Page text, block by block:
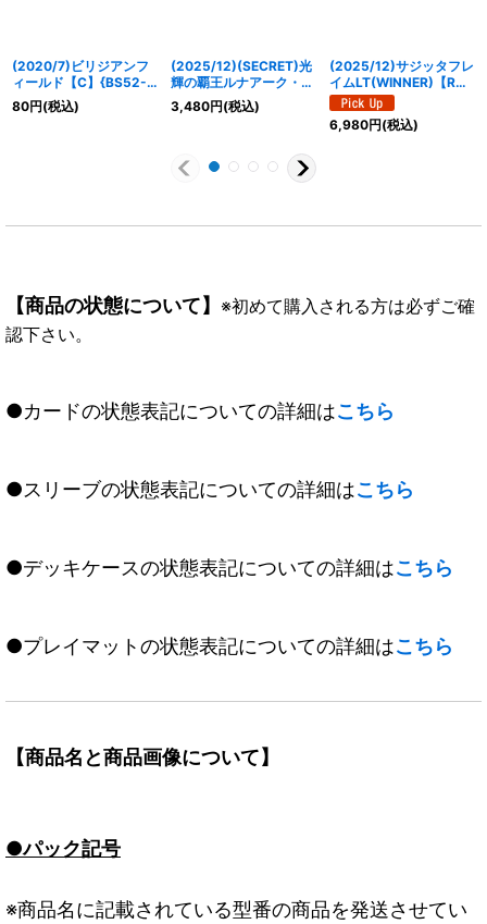
(2020/7)ビリジアンフ
ィールド【C】{BS52-
070}《緑》
80円(税込)
(2025/12)(SECRET)光
輝の覇王ルナアーク・カ
グヤ【X-SEC】{BS74-
X08}《黄》
3,480円(税込)
(2025/12)サジッタフレ
イムLT(WINNER)【R】
{BSC49-089}《赤》
6,980円(税込)
【商品の状態について】 ※初めて購入される方は必ずご確
認下さい。
●カードの状態表記についての詳細はこちら
●スリーブの状態表記についての詳細はこちら
●デッキケースの状態表記についての詳細はこちら
●プレイマットの状態表記についての詳細はこちら
【商品名と商品画像について】
●パック記号
※商品名に記載されている型番の商品を発送させてい